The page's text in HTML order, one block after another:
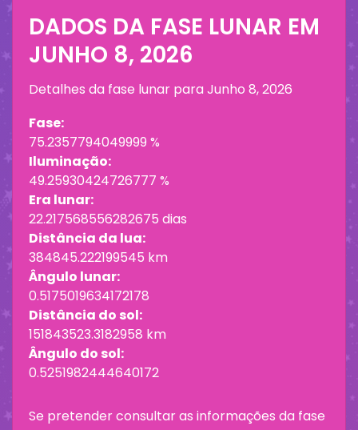
DADOS DA FASE LUNAR EM
JUNHO 8, 2026
Detalhes da fase lunar paraJunho 8, 2026
Fase:
75.2357794049999 %
Iluminação:
49.25930424726777 %
Era lunar:
22.217568556282675 dias
Distância da lua:
384845.222199545 km
Ângulo lunar:
0.5175019634172178
Distância do sol:
151843523.3182958 km
Ângulo do sol:
0.5251982444640172
Se pretender consultar as informações da fase